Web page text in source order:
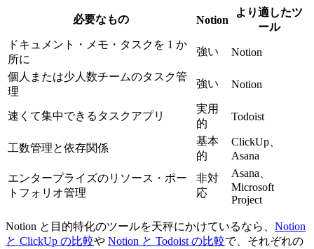
必要なもの Notion
より適したツ
ール
ドキュメント・メモ・タスクを 1 か
所に
強い Notion
個人または少人数チームのタスク管
理
強い Notion
速くて集中できるタスクアプリ
実用
的
Todoist
工数管理と依存関係
基本
的
ClickUp、
Asana
エンタープライズのリソース・ポー
トフォリオ管理
非対
応
Asana、
Microsoft
Project
Notion と目的特化のツールを天秤にかけているなら、 Notion
と ClickUp の比較や Notion と Todoist の比較で、それぞれの